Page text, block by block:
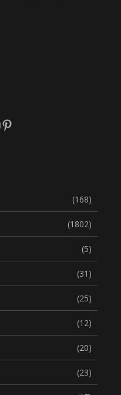
(168)
(1802)
(5)
(31)
(25)
(12)
(20)
(23)